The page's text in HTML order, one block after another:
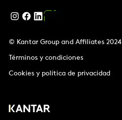
© Kantar Group and Affiliates 2024
Términos y condiciones
Cookies y política de privacidad